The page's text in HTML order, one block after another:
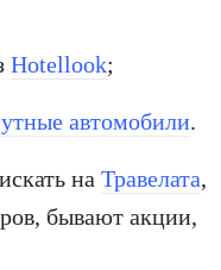
Hotellook;
автомобили.
на Травелата,
бывают акции,